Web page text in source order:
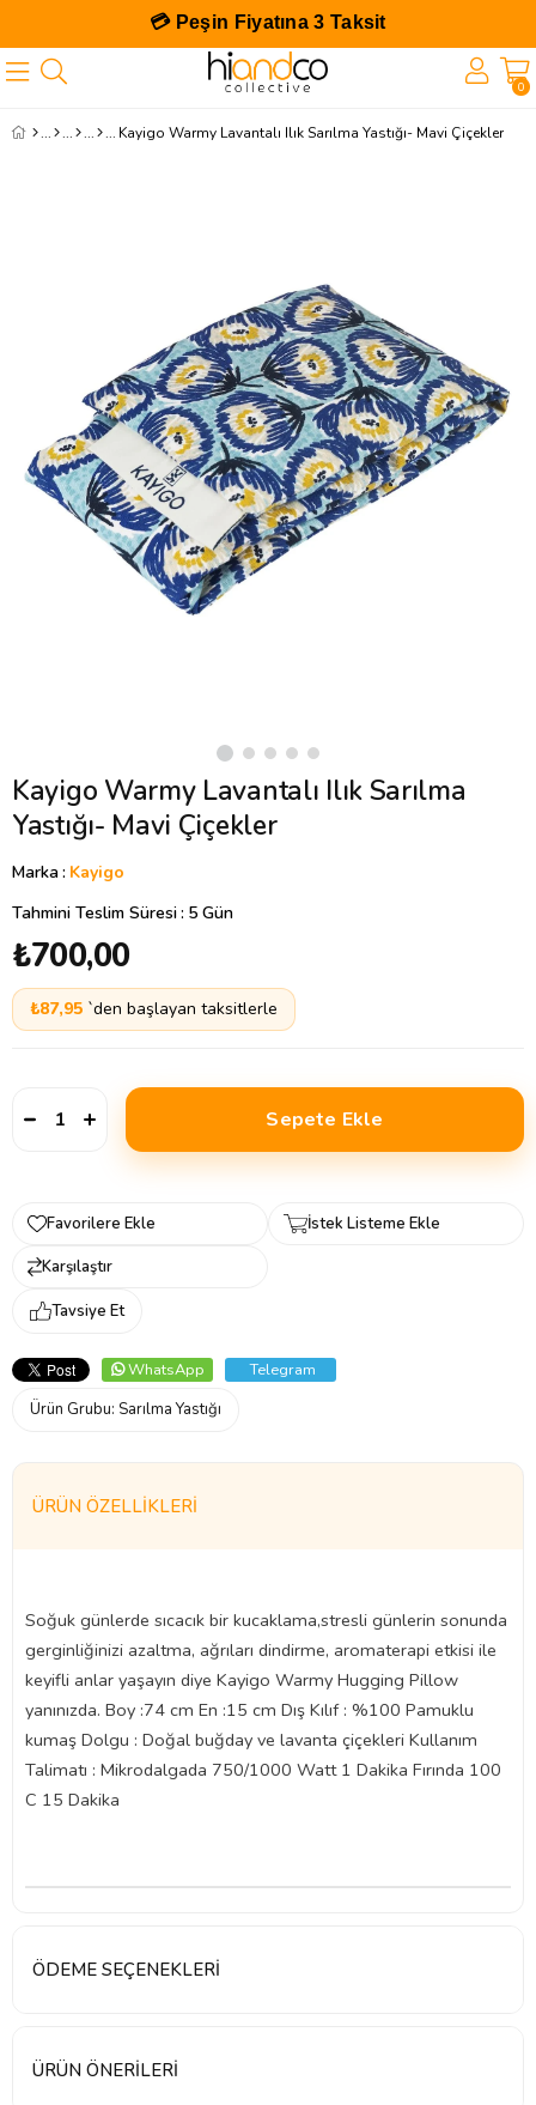
💳 Peşin Fiyatına 3 Taksit
0
Kayigo Warmy Lavantalı Ilık Sarılma Yastığı- Mavi Çiçekler
Kayigo Warmy Lavantalı Ilık Sarılma
Yastığı- Mavi Çiçekler
Marka: Kayigo
Tahmini Teslim Süresi: 5 Gün
₺700,00
₺87,95 `den başlayan taksitlerle
Favorilere Ekle
İstek Listeme Ekle
Karşılaştır
Tavsiye Et
WhatsApp
Telegram
Ürün Grubu: Sarılma Yastığı
ÜRÜN ÖZELLIKLERI
Soğuk günlerde sıcacık bir kucaklama,stresli günlerin sonunda
gerginliğinizi azaltma, ağrıları dindirme, aromaterapi etkisi ile
keyifli anlar yaşayın diye Kayigo Warmy Hugging Pillow
yanınızda. Boy :74 cm En :15 cm Dış Kılıf : %100 Pamuklu
kumaş Dolgu : Doğal buğday ve lavanta çiçekleri Kullanım
Talimatı : Mikrodalgada 750/1000 Watt 1 Dakika Fırında 100
C 15 Dakika
ÖDEME SEÇENEKLERI
ÜRÜN ÖNERILERI